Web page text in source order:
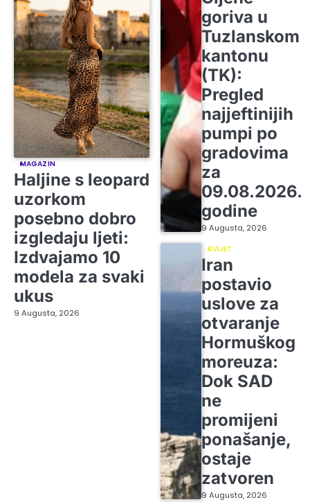
MAGAZIN
Haljine s leopard
uzorkom
posebno dobro
izgledaju ljeti:
Izdvajamo 10
modela za svaki
ukus
9 Augusta, 2026
goriva u
Tuzlanskom
kantonu
(TK):
Pregled
najjeftinijih
pumpi po
gradovima
za
09.08.2026.
godine
9 Augusta, 2026
SVIJET
Iran
postavio
uslove za
otvaranje
Hormuškog
moreuza:
Dok SAD
ne
promijeni
ponašanje,
ostaje
zatvoren
9 Augusta, 2026